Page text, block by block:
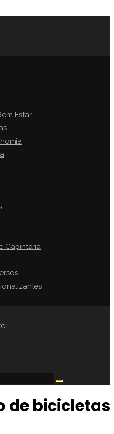
Estar
Capintaria
de bicicletas